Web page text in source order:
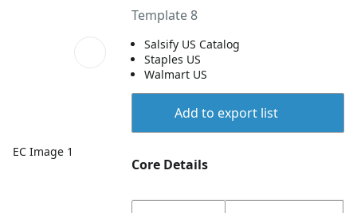
EC Image 1
Template 8
Salsify US Catalog
Staples US
Walmart US
Add to export list
Core Details